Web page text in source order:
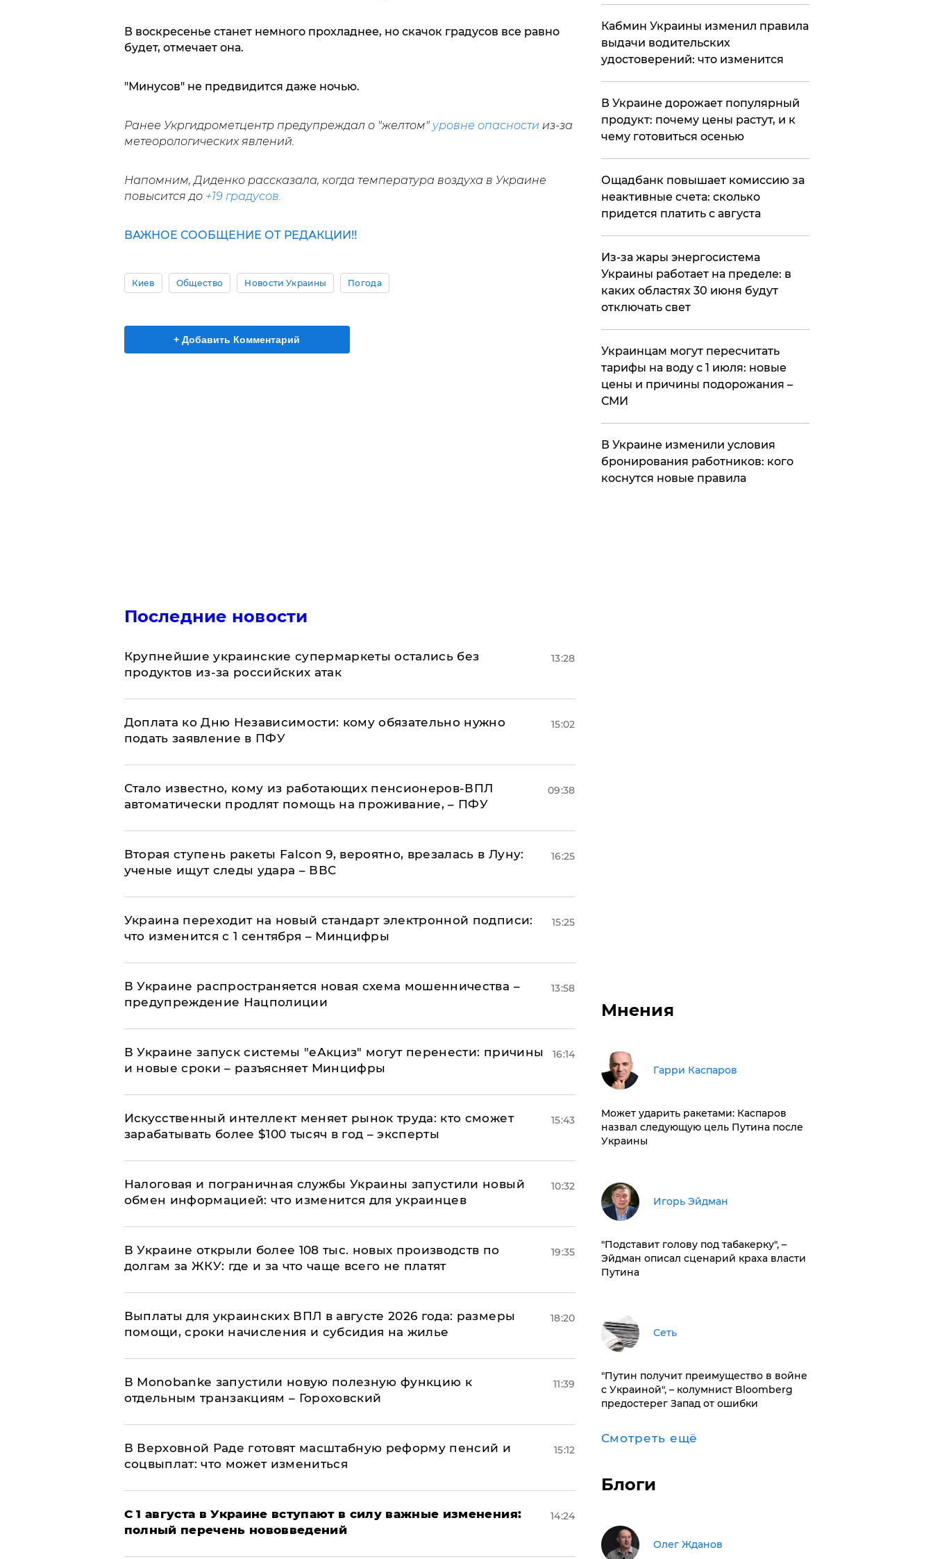
В воскресенье станет немного прохладнее, но скачок градусов все равно
будет, отмечает она.
"Минусов" не предвидится даже ночью.
Ранее Укргидрометцентр предупреждал о "желтом" уровне опасности из-за
метеорологических явлений.
Напомним, Диденко рассказала, когда температура воздуха в Украине
повысится до +19 градусов.
ВАЖНОЕ СООБЩЕНИЕ ОТ РЕДАКЦИИ!!
Киев Общество Новости Украины Погода
+ Добавить Комментарий
Последние новости
Крупнейшие украинские супермаркеты остались без
продуктов из-за российских атак
13:28
Доплата ко Дню Независимости: кому обязательно нужно
подать заявление в ПФУ
15:02
Стало известно, кому из работающих пенсионеров-ВПЛ
автоматически продлят помощь на проживание, – ПФУ
09:38
Вторая ступень ракеты Falcon 9, вероятно, врезалась в Луну:
ученые ищут следы удара – ВВС
16:25
Украина переходит на новый стандарт электронной подписи:
что изменится с 1 сентября – Минцифры
15:25
В Украине распространяется новая схема мошенничества –
предупреждение Нацполиции
13:58
В Украине запуск системы "еАкциз" могут перенести: причины
и новые сроки – разъясняет Минцифры
16:14
Искусственный интеллект меняет рынок труда: кто сможет
зарабатывать более $100 тысяч в год – эксперты
15:43
Налоговая и пограничная службы Украины запустили новый
обмен информацией: что изменится для украинцев
10:32
В Украине открыли более 108 тыс. новых производств по
долгам за ЖКУ: где и за что чаще всего не платят
19:35
Выплаты для украинских ВПЛ в августе 2026 года: размеры
помощи, сроки начисления и субсидия на жилье
18:20
В Мonobankе запустили новую полезную функцию к
отдельным транзакциям – Гороховский
11:39
В Верховной Раде готовят масштабную реформу пенсий и
соцвыплат: что может измениться
15:12
С 1 августа в Украине вступают в силу важные изменения:
полный перечень нововведений
14:24
Кабмин Украины изменил правила
выдачи водительских
удостоверений: что изменится
В Украине дорожает популярный
продукт: почему цены растут, и к
чему готовиться осенью
​Ощадбанк повышает комиссию за
неактивные счета: сколько
придется платить с августа
Из-за жары энергосистема
Украины работает на пределе: в
каких областях 30 июня будут
отключать свет
Украинцам могут пересчитать
тарифы на воду с 1 июля: новые
цены и причины подорожания –
СМИ
В Украине изменили условия
бронирования работников: кого
коснутся новые правила
Мнения
Гарри Каспаров
Может ударить ракетами: Каспаров
назвал следующую цель Путина после
Украины
Игорь Эйдман
​"Подставит голову под табакерку", –
Эйдман описал сценарий краха власти
Путина
Сеть
"Путин получит преимущество в войне
с Украиной", – колумнист Bloomberg
предостерег Запад от ошибки
Смотреть ещё
Блоги
Олег Жданов